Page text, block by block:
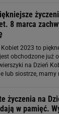
8 marca
Kobiet 2023 to
obchodzone już
na Dzień
lub siostrze, mamy
życzenia na
w pamięć.